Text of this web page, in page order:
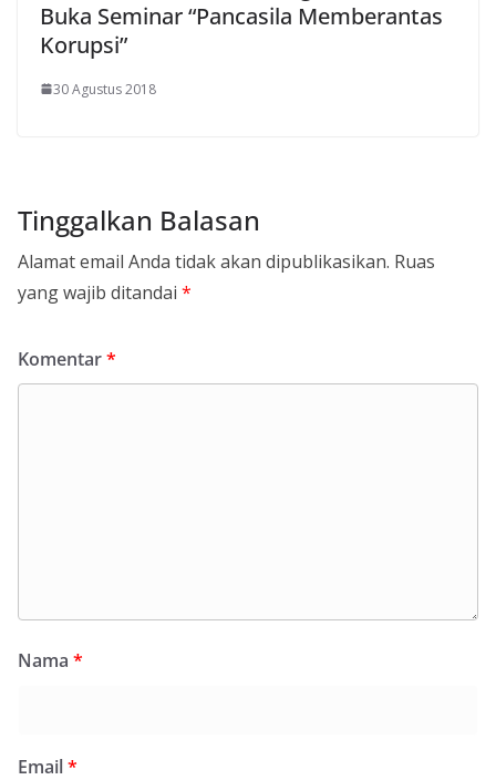
Buka Seminar “Pancasila Memberantas
Korupsi”
30 Agustus 2018
Tinggalkan Balasan
Alamat email Anda tidak akan dipublikasikan. Ruas
yang wajib ditandai *
Komentar*
Nama *
Email*